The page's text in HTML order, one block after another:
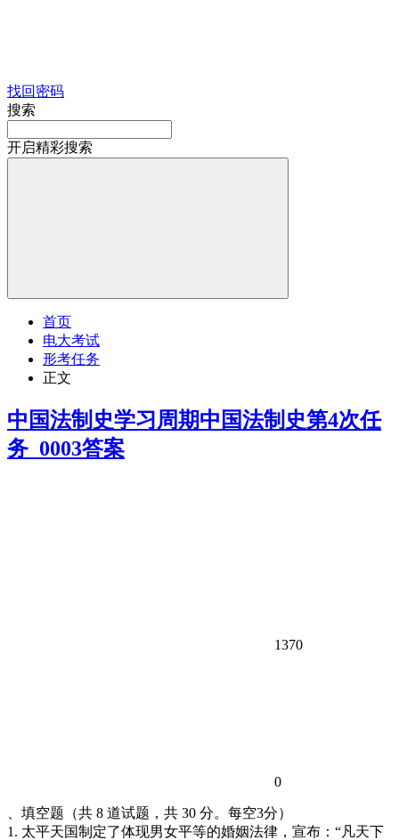
找回密码
搜索
开启精彩搜索
首页
电大考试
形考任务
正文
中国法制史学习周期中国法制史第4次任
务_0003答案
1370
0
、填空题（共 8 道试题，共 30 分。每空3分）
1. 太平天国制定了体现男女平等的婚姻法律，宣布：“凡天下